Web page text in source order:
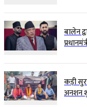
बालेन
कड़ी
अनशन